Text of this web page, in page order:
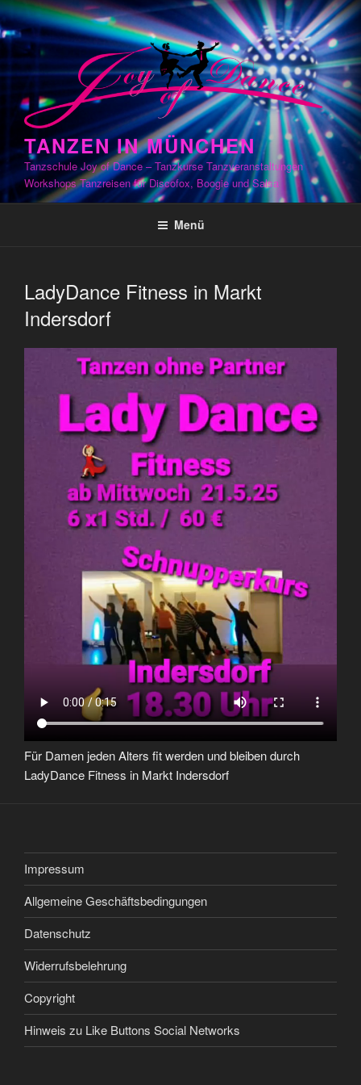
Zum
Inhalt
springen
TANZEN IN MÜNCHEN
Tanzschule Joy of Dance – Tanzkurse Tanzveranstaltungen
Workshops Tanzreisen für Discofox, Boogie und Salsa
Menü
LadyDance Fitness in Markt
Indersdorf
Für Damen jeden Alters fit werden und bleiben durch
LadyDance Fitness in Markt Indersdorf
Impressum
Allgemeine Geschäftsbedingungen
Datenschutz
Widerrufsbelehrung
Copyright
Hinweis zu Like Buttons Social Networks